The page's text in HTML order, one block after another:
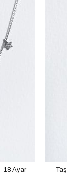
18 Ayar